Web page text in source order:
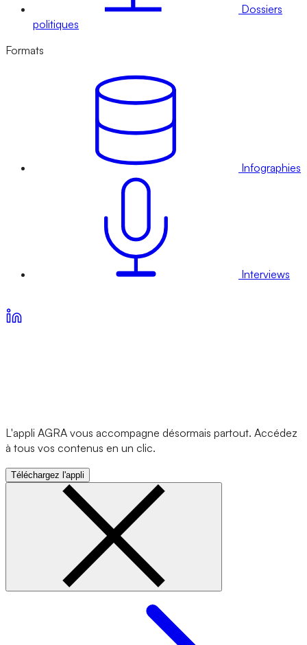
Dossiers
politiques
Formats
Infographies
Interviews
L'appli AGRA vous accompagne désormais partout. Accédez
à tous vos contenus en un clic.
Téléchargez l'appli